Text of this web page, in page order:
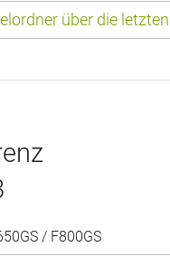
über die
/ F800GS